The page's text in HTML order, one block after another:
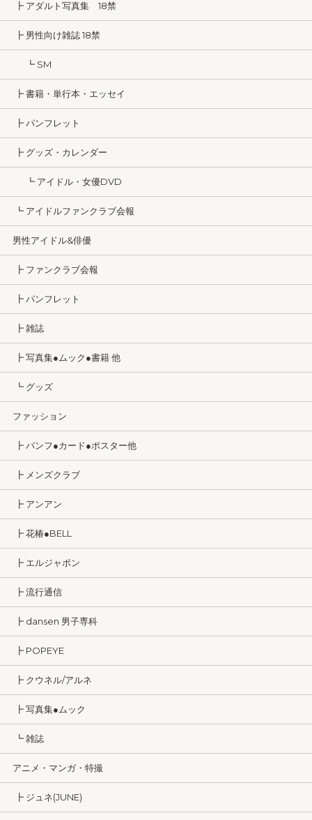
┣ アダルト写真集 18禁
┣ 男性向け雑誌 18禁
┗ SM
┣ 書籍・単行本・エッセイ
┣ パンフレット
┣ グッズ・カレンダー
┗ アイドル・女優DVD
┗ アイドルファンクラブ会報
男性アイドル&俳優
┣ ファンクラブ会報
┣ パンフレット
┣ 雑誌
┣ 写真集●ムック●書籍 他
┗ グッズ
ファッション
┣ パンフ●カード●ポスター他
┣ メンズクラブ
┣ アンアン
┣ 花椿●BELL
┣ エルジャポン
┣ 流行通信
┣ dansen 男子専科
┣ POPEYE
┣ クウネル/アルネ
┣ 写真集●ムック
┗ 雑誌
アニメ・マンガ・特撮
┣ ジュネ(JUNE)